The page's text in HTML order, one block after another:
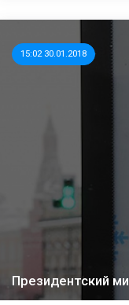
15:02 30.01.2018
Президентский